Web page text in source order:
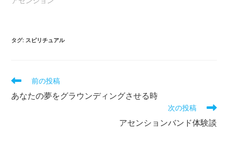
タグ: スピリチュアル
そ
他
前の投稿
あなたの夢をグラウンディングさせる時
次の投稿
アセンションバンド体験談